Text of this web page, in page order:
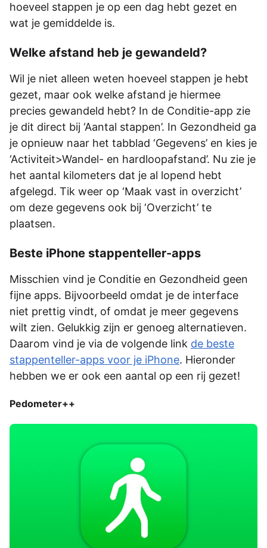
hoeveel stappen je op een dag hebt gezet en
wat je gemiddelde is.
Welke afstand heb je gewandeld?
Wil je niet alleen weten hoeveel stappen je hebt
gezet, maar ook welke afstand je hiermee
precies gewandeld hebt? In de Conditie-app zie
je dit direct bij ‘Aantal stappen’. In Gezondheid ga
je opnieuw naar het tabblad ‘Gegevens’ en kies je
‘Activiteit>Wandel- en hardloopafstand’. Nu zie je
het aantal kilometers dat je al lopend hebt
afgelegd. Tik weer op ‘Maak vast in overzicht’
om deze gegevens ook bij ‘Overzicht’ te
plaatsen.
Beste iPhone stappenteller-apps
Misschien vind je Conditie en Gezondheid geen
fijne apps. Bijvoorbeeld omdat je de interface
niet prettig vindt, of omdat je meer gegevens
wilt zien. Gelukkig zijn er genoeg alternatieven.
Daarom vind je via de volgende link de beste
stappenteller-apps voor je iPhone. Hieronder
hebben we er ook een aantal op een rij gezet!
Pedometer++